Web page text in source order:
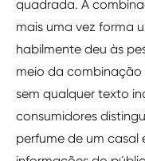
quadrada. A
mais uma vez forma
habilmente deu às
meio da
sem qualquer texto
consumidores
perfume de um casal